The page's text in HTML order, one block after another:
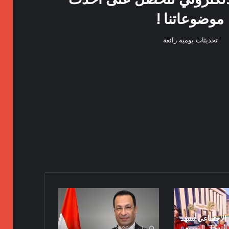
موضوعاتنا !
تحديثات يومية رائعة
تشهد
الاتصالات
إلى